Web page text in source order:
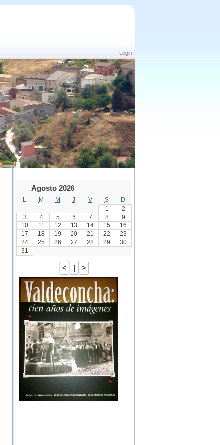
Login
Agosto 2026
M M J V S
D
1
2
3
4 5 6 7 8
9
10
11 12 13 14 15
16
17
18 19 20 21 22
23
24
25 26 27 28 29
30
31